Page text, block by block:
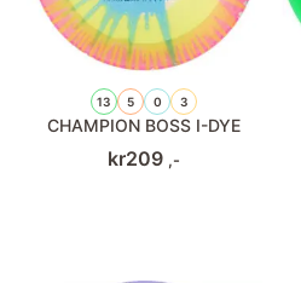
13 5 0 3
CHAMPION BOSS I-DYE
kr209 ,-